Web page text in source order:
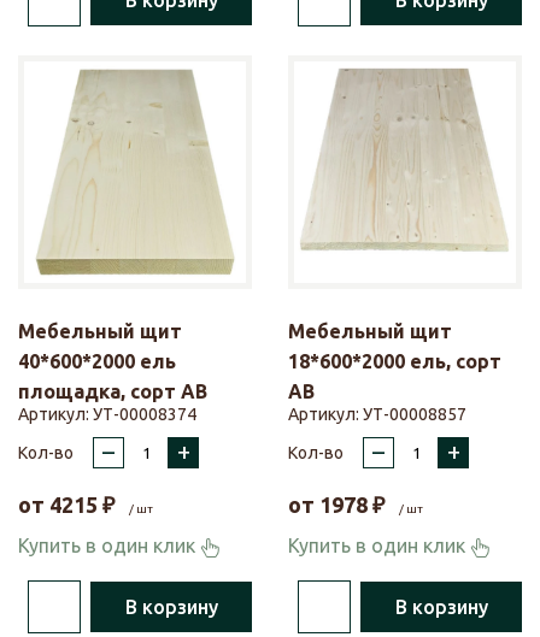
Мебельный щит
40*600*2000 ель
площадка, сорт АВ
Артикул: УТ-00008374
Кол-во
– +
от 4215 ₽ / шт
Купить в один клик
В корзину
Мебельный щит
18*600*2000 ель, сорт
АВ
Артикул: УТ-00008857
Кол-во
– +
от 1978 ₽ / шт
Купить в один клик
В корзину